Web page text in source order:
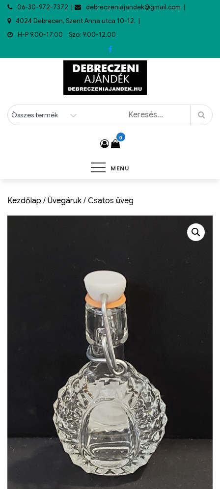
06-30-972-7372
debreczeniajandek@gmail.com
4024 Debrecen, Szent Anna utca 10-12.
H-P 9.00-17.00 Szo: 9.00-12.00
0
MENU
Kezdőlap / Üvegáruk / Csatos üveg